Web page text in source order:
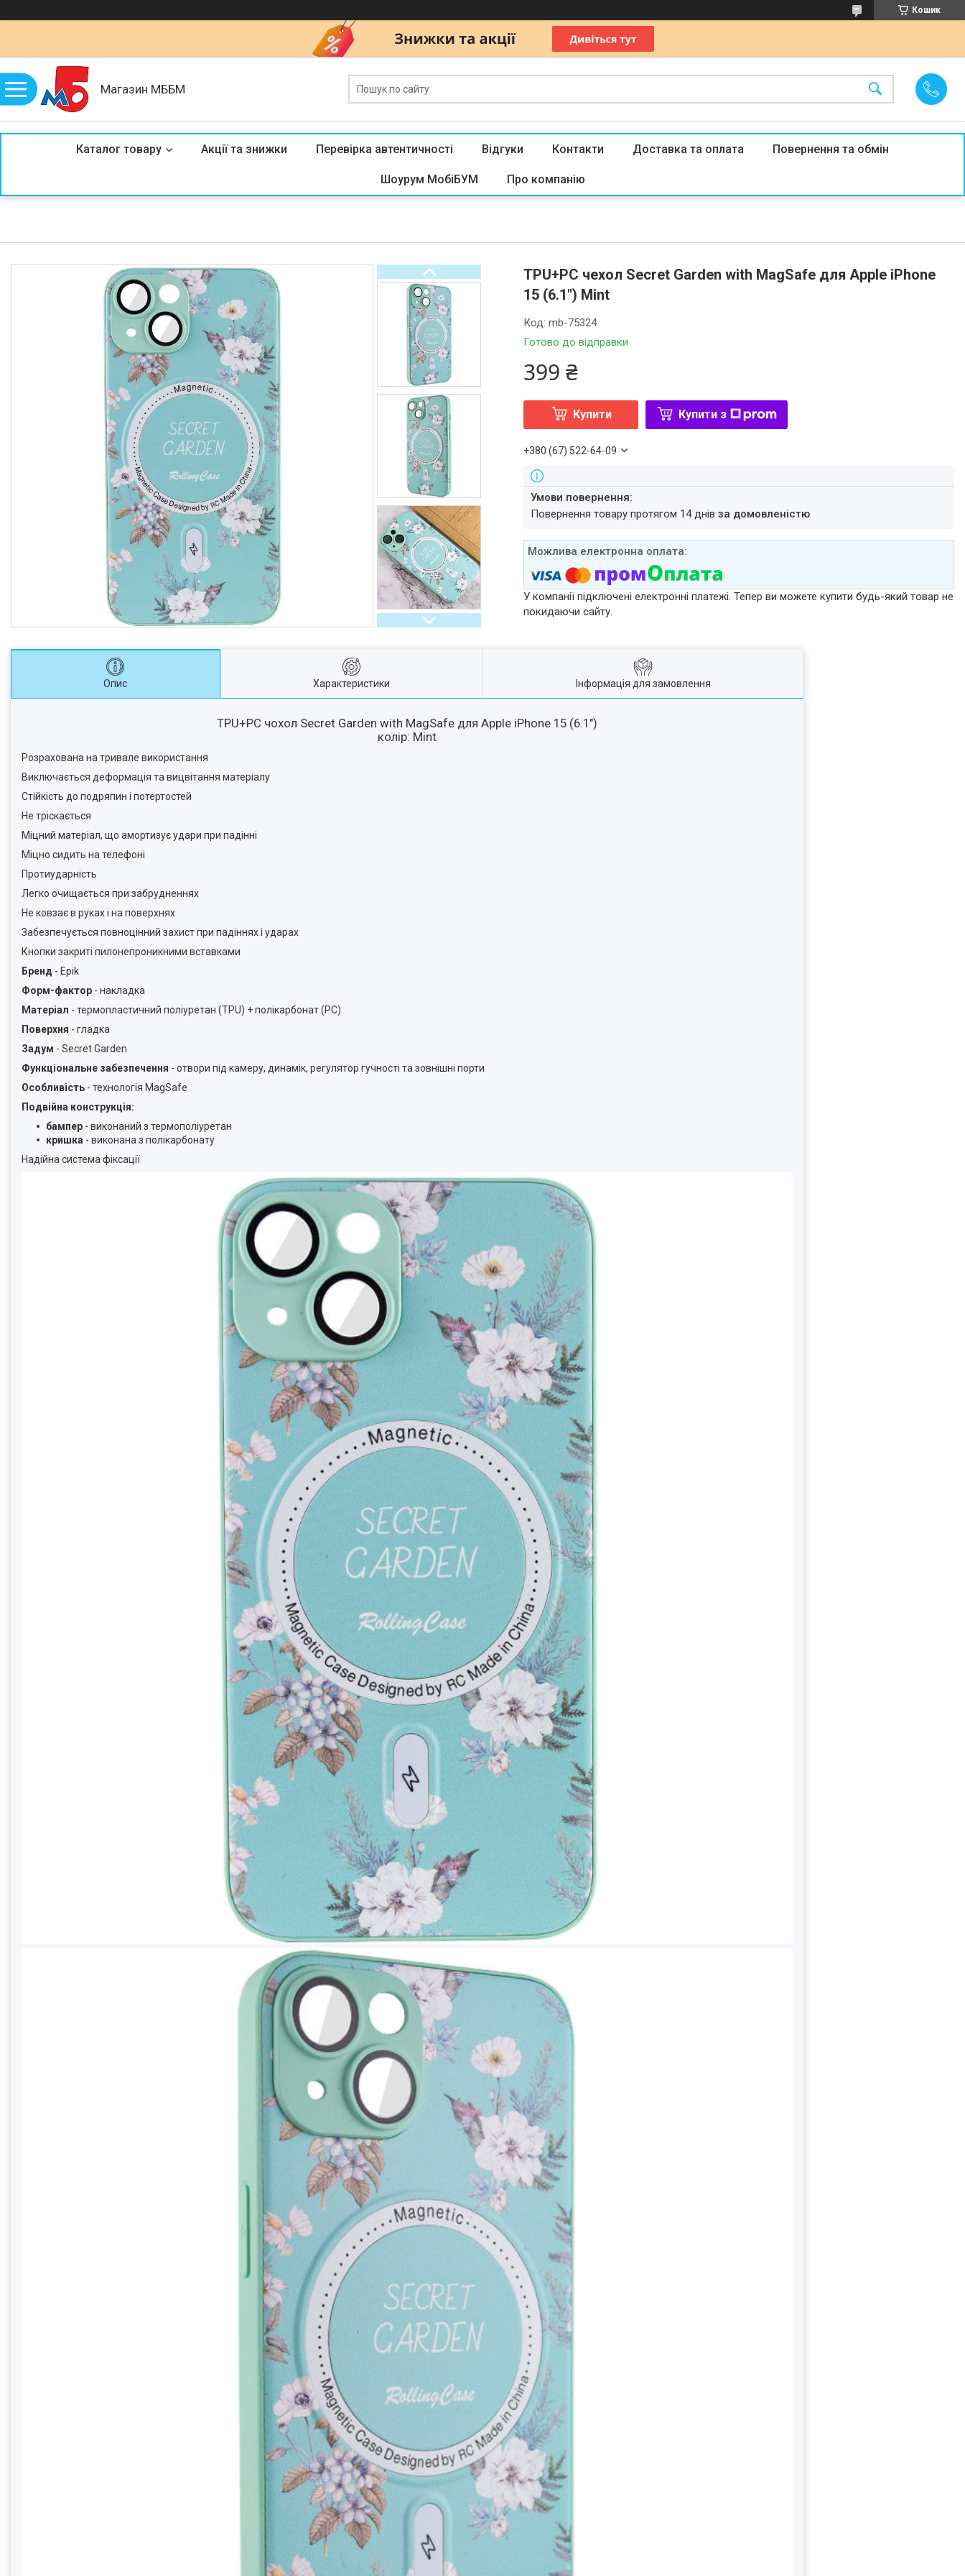
Кошик
Магазин МББМ
Каталог товару Акції та знижки Перевірка автентичності Відгуки Контакти Доставка та оплата Повернення та обмін
Шоурум МобіБУМ Про компанію
TPU+PC чехол Secret Garden with MagSafe для Apple iPhone
15 (6.1") Mint
Готово до відправки
Код:mb-75324
399 ₴
Купити Купити з
+380 (67) 522-64-09
повернення товару протягом 14 днівза домовленістю
У компанії підключені електронні платежі. Тепер ви можете купити будь-який товар не
покидаючи сайту.
Опис Характеристики Інформація для замовлення
TPU+PC чохол Secret Garden with MagSafe для Apple iPhone 15 (6.1")
колір: Mint
Розрахована на тривале використання
Виключається деформацiя та вицвiтання матерiалу
Стійкість до подряпин і потертостей
Не тріскається
Міцний матеріал, що амортизує удари при падінні
Міцно сидить на телефоні
Протиударність
Легко очищається при забрудненнях
Не ковзає в руках і на поверхнях
Забезпечується повноцінний захист при падіннях і ударах
Кнопки закриті пилонепроникними вставками
Бренд - Epik
Форм-фактор - накладка
Матеріал - термопластичний поліуретан (TPU) + полiкарбонат (PC)
Поверхня - гладка
Задум - Secret Garden
Функціональне забезпечення - отвори під камеру, динамік, регулятор гучності та зовнішні порти
Особливість - технологія MagSafe
Подвійна конструкція:
бампер - виконаний з термополiуретан
кришка - виконана з полікарбонату
Надійна система фіксації